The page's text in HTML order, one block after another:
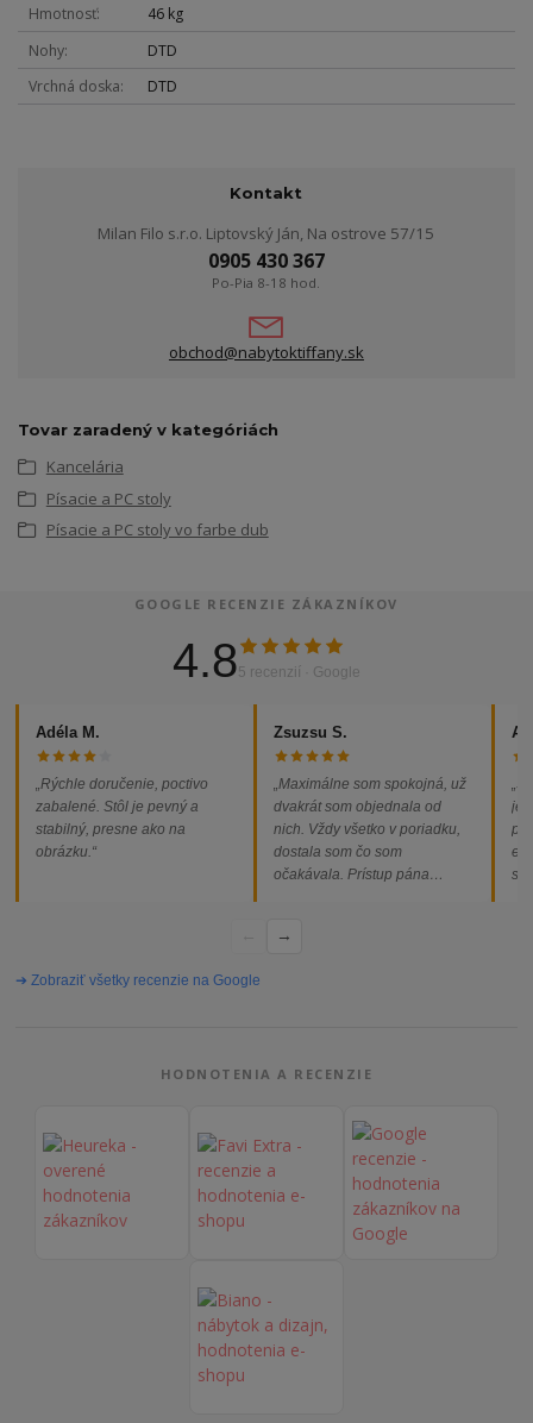
Hmotnosť
46 kg
Nohy
DTD
Vrchná doska
DTD
Kontakt
Milan Filo s.r.o. Liptovský Ján, Na ostrove 57/15
0905 430 367
Po-Pia 8-18 hod.
obchod@nabytoktiffany.sk
Tovar zaradený v kategóriách
Kancelária
Písacie a PC stoly
Písacie a PC stoly vo farbe dub
GOOGLE RECENZIE ZÁKAZNÍKOV
4.85 recenzií · Google
Adéla M.
„Rýchle doručenie, poctivo
zabalené. Stôl je pevný a
stabilný, presne ako na
obrázku.“
Zsuzsu S.
„Maximálne som spokojná, už
dvakrát som objednala od
nich. Vždy všetko v poriadku,
dostala som čo som
očakávala. Prístup pána
problémov. Vrele odporúčam!“
→
➔ Zobraziť všetky recenzie na Google
HODNOTENIA A RECENZIE